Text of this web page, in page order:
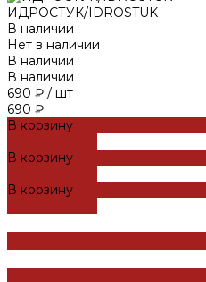
ИДРОСТУК/IDROSTUK
В наличии
Нет в наличии
В наличии
В наличии
690 ₽ / шт
690 ₽
В корзину
В корзину
В корзину